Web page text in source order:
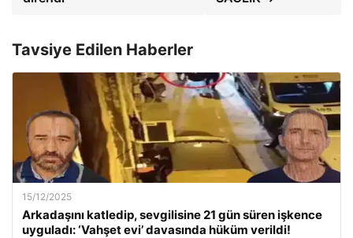
Tavsiye Edilen Haberler
15/12/2025
Arkadaşını katledip, sevgilisine 21 gün süren işkence
uyguladı: ‘Vahşet evi’ davasında hüküm verildi!